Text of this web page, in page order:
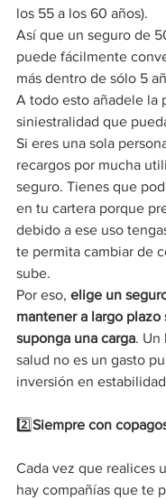
los 55 a los 60 años).
Así que un seguro de
puede fácilmente
más dentro de sólo 5
A todo esto añadele la
siniestralidad que
Si eres una sola
recargos por mucha
seguro. Tienes que
en tu cartera porque
debido a ese uso
te permita cambiar de
sube.
Por eso, elige un
mantener a largo plazo
suponga una carga. Un
salud no es un gasto
inversión en
2️⃣Siempre con
Cada vez que realices
hay compañías que te